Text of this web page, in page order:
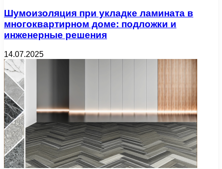
Шумоизоляция при укладке ламината в
многоквартирном доме: подложки и
инженерные решения
14.07.2025